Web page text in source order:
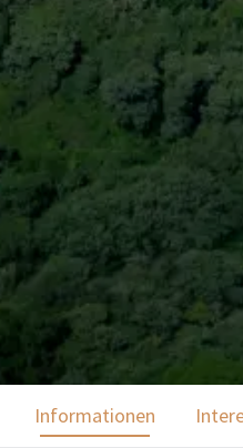
Informationen